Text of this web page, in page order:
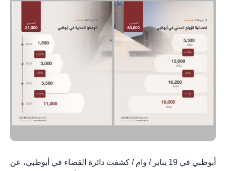
أبوظبي في 19 يناير / وام / ​​كشفت دائرة القضاء في أبوظبي، عن